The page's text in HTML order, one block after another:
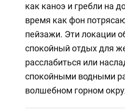
как каноэ и гребли на
время как фон
пейзажи. Эти локации
спокойный отдых для
расслабиться или
спокойными водными
волшебном горном